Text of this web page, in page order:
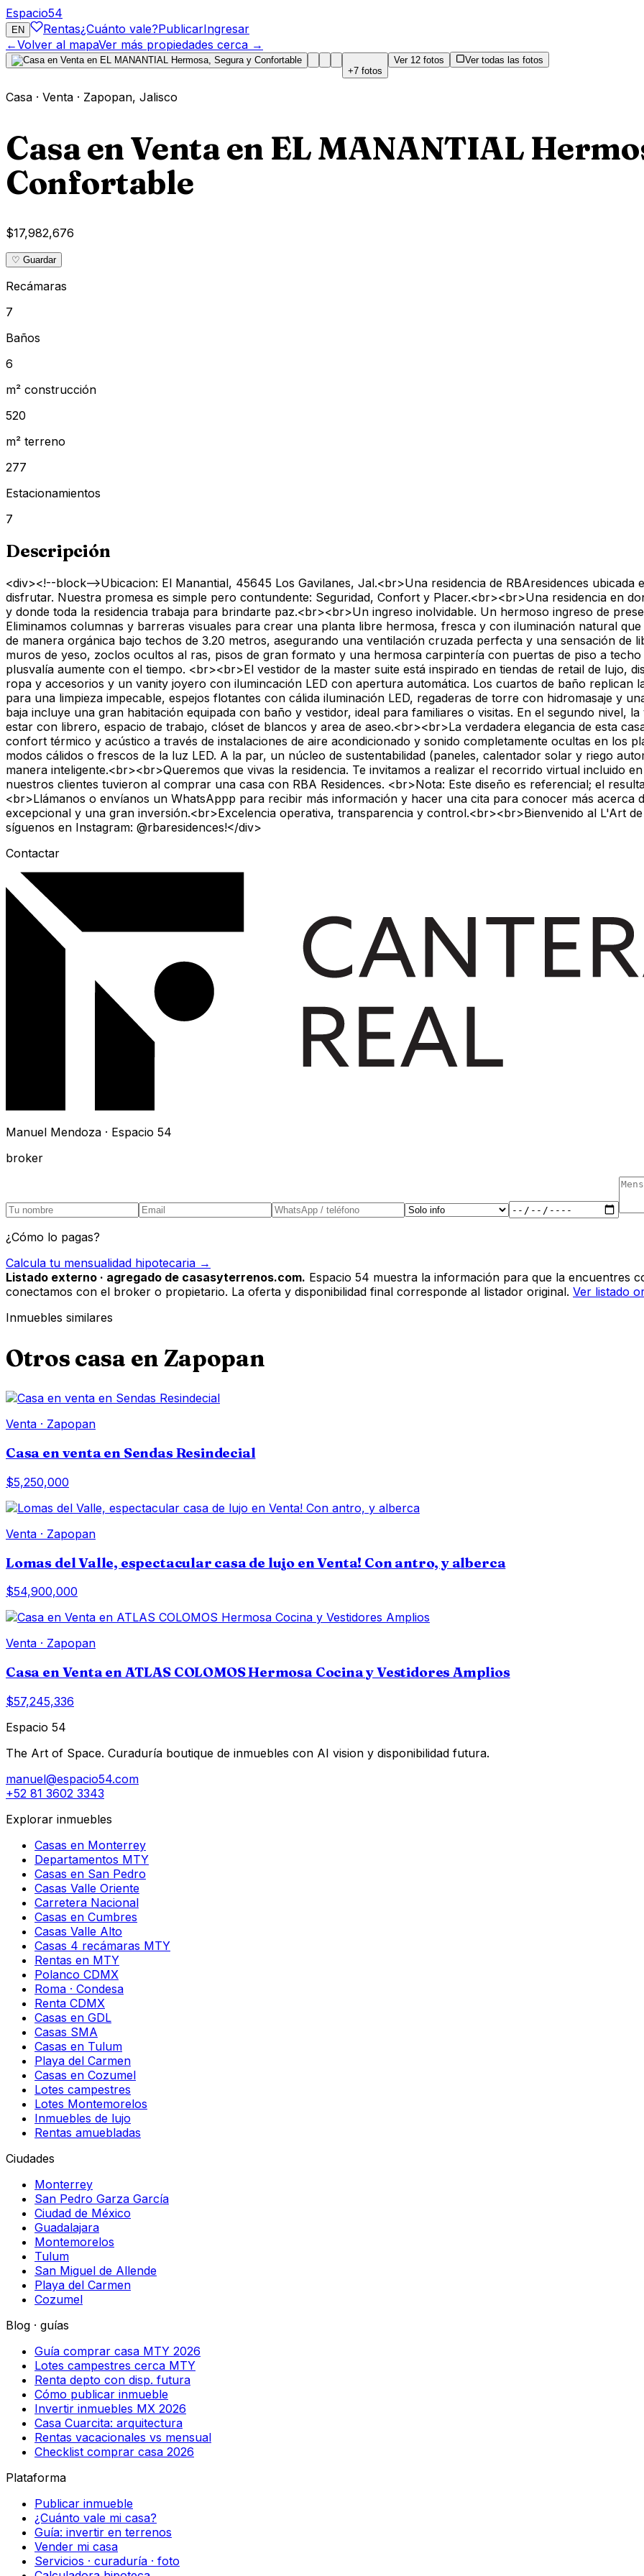
Espacio54
EN Rentas¿Cuánto vale?PublicarIngresar
←Volver al mapaVer más propiedades cerca →
+7 fotos
Ver 12 fotos Ver todas las fotos
Casa · Venta · Zapopan, Jalisco
Casa en Venta en EL MANANTIAL
Confortable
$17,982,676
♡ Guardar
Recámaras
7
Baños
6
m² construcción
520
m² terreno
277
Estacionamientos
7
Descripción
<div><!--block-->Ubicacion: El Manantial, 45645 Los Gavilanes, Jal.<br>Una residencia de RBAresidences
disfrutar. Nuestra promesa es simple pero contundente: Seguridad, Confort y Placer.<br><br>Una residencia en
y donde toda la residencia trabaja para brindarte paz.<br><br>Un ingreso inolvidable. Un hermoso ingreso de
Eliminamos columnas y barreras visuales para crear una planta libre hermosa, fresca y con iluminación natural
de manera orgánica bajo techos de 3.20 metros, asegurando una ventilación cruzada perfecta y una sensación de
muros de yeso, zoclos ocultos al ras, pisos de gran formato y una hermosa carpintería con puertas de piso a
plusvalía aumente con el tiempo. <br><br>El vestidor de la master suite está inspirado en tiendas de retail de lujo,
ropa y accesorios y un vanity joyero con ilumincación LED con apertura automática. Los cuartos de baño replican
para una limpieza impecable, espejos flotantes con cálida iluminación LED, regaderas de torre con hidromasaje y
baja incluye una gran habitación equipada con baño y vestidor, ideal para familiares o visitas. En el segundo nivel,
estar con librero, espacio de trabajo, clóset de blancos y area de aseo.<br><br>La verdadera elegancia de esta
confort térmico y acústico a través de instalaciones de aire acondicionado y sonido completamente ocultas en los
modos cálidos o frescos de la luz LED. A la par, un núcleo de sustentabilidad (paneles, calentador solar y riego
manera inteligente.<br><br>Queremos que vivas la residencia. Te invitamos a realizar el recorrido virtual incluido
nuestros clientes tuvieron al comprar una casa con RBA Residences. <br>Nota: Este diseño es referencial; el
<br>Llámanos o envíanos un WhatsAppp para recibir más información y hacer una cita para conocer más acerca
excepcional y una gran inversión.<br>Excelencia operativa, transparencia y control.<br><br>Bienvenido al L'Art
síguenos en Instagram: @rbaresidences!</div>
Contactar
Manuel Mendoza · Espacio 54
broker
¿Cómo lo pagas?
Calcula tu mensualidad hipotecaria →
Listado externo · agregado de casasyterrenos.com. Espacio 54 muestra la información para que la encuentres
conectamos con el broker o propietario. La oferta y disponibilidad final corresponde al listador original. Ver listado
Inmuebles similares
Otros casa en Zapopan
Venta · Zapopan
Casa en venta en Sendas Resindecial
$5,250,000
Venta · Zapopan
Lomas del Valle, espectacular casa de lujo en Venta! Con antro, y alberca
$54,900,000
Venta · Zapopan
Casa en Venta en ATLAS COLOMOS Hermosa Cocina y Vestidores Amplios
$57,245,336
Espacio 54
The Art of Space. Curaduría boutique de inmuebles con AI vision y disponibilidad futura.
manuel@espacio54.com
+52 81 3602 3343
Explorar inmuebles
Casas en Monterrey
Departamentos MTY
Casas en San Pedro
Casas Valle Oriente
Carretera Nacional
Casas en Cumbres
Casas Valle Alto
Casas 4 recámaras MTY
Rentas en MTY
Polanco CDMX
Roma · Condesa
Renta CDMX
Casas en GDL
Casas SMA
Casas en Tulum
Playa del Carmen
Casas en Cozumel
Lotes campestres
Lotes Montemorelos
Inmuebles de lujo
Rentas amuebladas
Ciudades
Monterrey
San Pedro Garza García
Ciudad de México
Guadalajara
Montemorelos
Tulum
San Miguel de Allende
Playa del Carmen
Cozumel
Blog · guías
Guía comprar casa MTY 2026
Lotes campestres cerca MTY
Renta depto con disp. futura
Cómo publicar inmueble
Invertir inmuebles MX 2026
Casa Cuarcita: arquitectura
Rentas vacacionales vs mensual
Checklist comprar casa 2026
Plataforma
Publicar inmueble
¿Cuánto vale mi casa?
Guía: invertir en terrenos
Vender mi casa
Servicios · curaduría · foto